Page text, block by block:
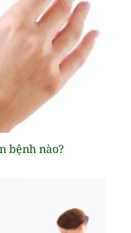
bệnh nào?